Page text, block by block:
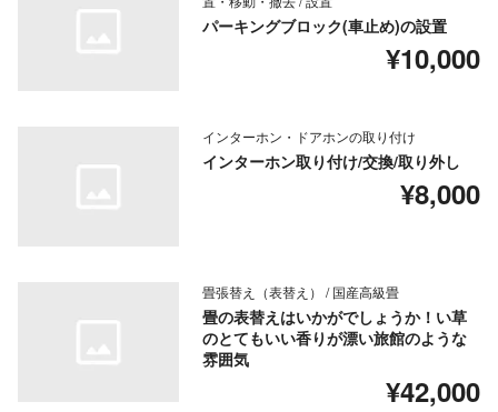
パーキングブロック(車止め)の設置
¥10,000
インターホン・ドアホンの取り付け
インターホン取り付け/交換/取り外し
¥8,000
畳張替え（表替え） / 国産高級畳
畳の表替えはいかがでしょうか！い草
のとてもいい香りが漂い旅館のような
雰囲気
¥42,000